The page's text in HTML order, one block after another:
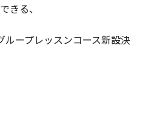
きる、
ープレッスンコース新設決